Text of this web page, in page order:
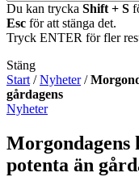
Du kan trycka Shift + S
Esc för att stänga det.
Tryck ENTER för fler
Stäng
Start /Nyheter/
gårdagens
Nyheter
potenta än